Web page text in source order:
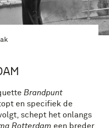
Brandpunt
en specifiek de
schept het onlangs
Rotterdam een breder